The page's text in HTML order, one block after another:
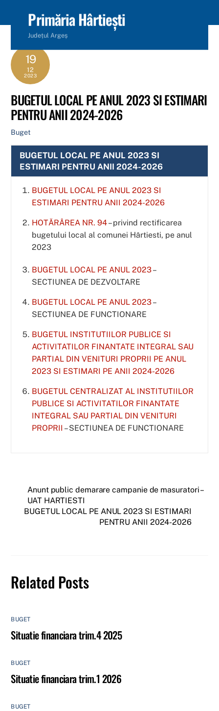
Primăria Hârtiești
Județul Argeș
19
12
2023
BUGETUL LOCAL PE ANUL 2023 SI ESTIMARI
PENTRU ANII 2024-2026
Buget
BUGETUL LOCAL PE ANUL 2023 SI
ESTIMARI PENTRU ANII 2024-2026
BUGETUL LOCAL PE ANUL 2023 SI
ESTIMARI PENTRU ANII 2024-2026
HOTĂRÂREA NR. 94– privind rectificarea
bugetului local al comunei Hârtiesti, pe anul
2023
BUGETUL LOCAL PE ANUL 2023–
SECTIUNEA DE DEZVOLTARE
BUGETUL LOCAL PE ANUL 2023–
SECTIUNEA DE FUNCTIONARE
BUGETUL INSTITUTIILOR PUBLICE SI
ACTIVITATILOR FINANTATE INTEGRAL SAU
PARTIAL DIN VENITURI PROPRII PE ANUL
2023 SI ESTIMARI PE ANII 2024-2026
BUGETUL CENTRALIZAT AL INSTITUTIILOR
PUBLICE SI ACTIVITATILOR FINANTATE
INTEGRAL SAU PARTIAL DIN VENITURI
PROPRII – SECTIUNEA DE FUNCTIONARE
Anunt public demarare campanie de masuratori –
UAT HARTIESTI
BUGETUL LOCAL PE ANUL 2023 SI ESTIMARI
PENTRU ANII 2024-2026
Related Posts
BUGET
Situatie financiara trim.4 2025
BUGET
Situatie financiara trim.1 2026
BUGET